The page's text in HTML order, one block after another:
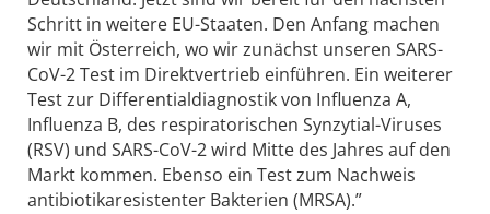
Schritt in weitere EU-Staaten. Den Anfang machen
wir mit Österreich, wo wir zunächst unseren SARS-
CoV-2 Test im Direktvertrieb einführen. Ein weiterer
Test zur Differentialdiagnostik von Influenza A,
Influenza B, des respiratorischen Synzytial-Viruses
(RSV) und SARS-CoV-2 wird Mitte des Jahres auf den
Markt kommen. Ebenso ein Test zum Nachweis
antibiotikaresistenter Bakterien (MRSA).”